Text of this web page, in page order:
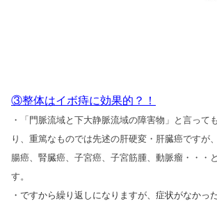
③整体はイボ痔に効果的？！
・「門脈流域と下大静脈流域の障害物」と言って
り、重篤なものでは先述の肝硬変・肝臓癌ですが
腸癌、腎臓癌、子宮癌、子宮筋腫、動脈瘤・・・
す。
・ですから繰り返しになりますが、症状がなかっ